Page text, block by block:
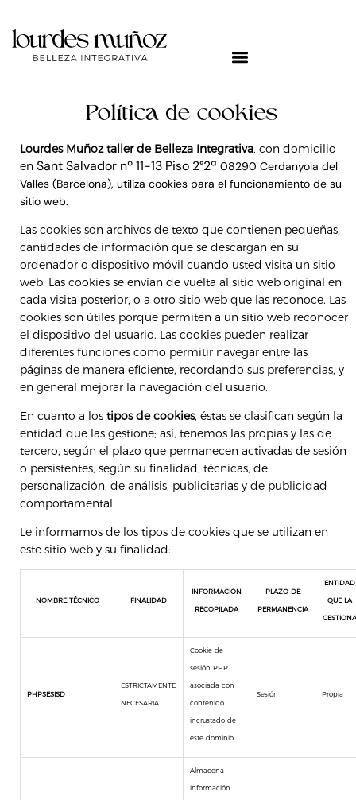
contenido
Política de cookies
Lourdes Muñoz taller de Belleza Integrativa, con domicilio
en Sant Salvador nº 11-13 Piso 2°2ª 08290 Cerdanyola del
Valles (Barcelona), utiliza cookies para el funcionamiento de su
sitio web.
Las cookies son archivos de texto que contienen pequeñas
cantidades de información que se descargan en su
ordenador o dispositivo móvil cuando usted visita un sitio
web. Las cookies se envían de vuelta al sitio web original en
cada visita posterior, o a otro sitio web que las reconoce. Las
cookies son útiles porque permiten a un sitio web reconocer
el dispositivo del usuario. Las cookies pueden realizar
diferentes funciones como permitir navegar entre las
páginas de manera eficiente, recordando sus preferencias, y
en general mejorar la navegación del usuario.
En cuanto a los tipos de cookies, éstas se clasifican según la
entidad que las gestione; así, tenemos las propias y las de
tercero, según el plazo que permanecen activadas de sesión
o persistentes, según su finalidad, técnicas, de
personalización, de análisis, publicitarias y de publicidad
comportamental.
Le informamos de los tipos de cookies que se utilizan en
este sitio web y su finalidad:
NOMBRE TÉCNICO FINALIDAD
INFORMACIÓN
RECOPILADA
PLAZO DE
PERMANENCIA
ENTIDAD
QUE LA
GESTIONA
PHPSESISD
ESTRICTAMENTE
NECESARIA
Cookie de
sesión PHP
asociada con
contenido
incrustado de
este dominio.
Sesión Propia
Almacena
información